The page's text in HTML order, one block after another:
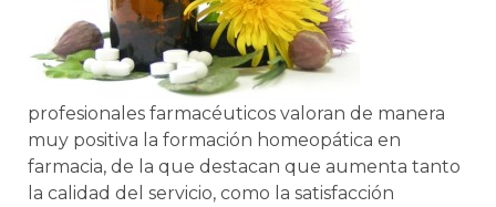
profesionales farmacéuticos valoran de manera
muy positiva la formación homeopática en
farmacia, de la que destacan que aumenta tanto
la calidad del servicio, como la satisfacción